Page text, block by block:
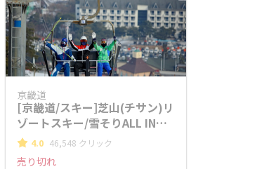
京畿道
[京畿道/スキー]芝山(チサン)リ
ゾートスキー/雪そりALL IN
ONE日帰りツアー(by K Tour
Story)
4.0 46,548 クリック
売り切れ